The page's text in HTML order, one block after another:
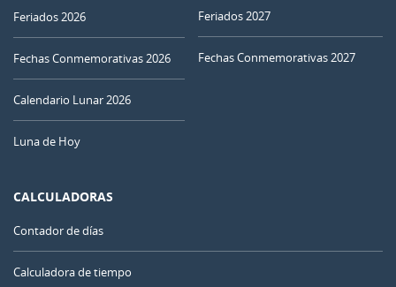
Feriados 2026
Fechas Conmemorativas 2026
Calendario Lunar 2026
Luna de Hoy
Feriados 2027
Fechas Conmemorativas 2027
CALCULADORAS
Contador de días
Calculadora de tiempo